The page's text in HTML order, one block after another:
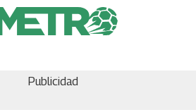
Publicidad